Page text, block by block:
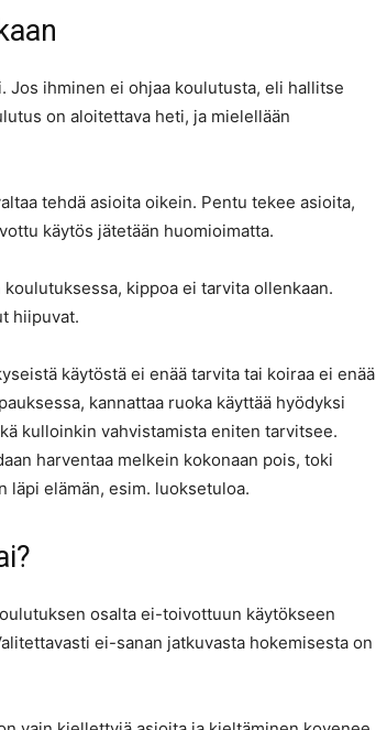
ihminen ei ohjaa koulutusta, eli hallitse
on aloitettava heti, ja mielellään
tehdä asioita oikein. Pentu tekee asioita,
käytös jätetään huomioimatta.
kippoa ei tarvita ollenkaan.
hiipuvat.
käytöstä ei enää tarvita tai koiraa ei enää
kannattaa ruoka käyttää hyödyksi
kulloinkin vahvistamista eniten tarvitsee.
harventaa melkein kokonaan pois, toki
läpi elämän, esim. luoksetuloa.
osalta ei-toivottuun käytökseen
ei-sanan jatkuvasta hokemisesta on